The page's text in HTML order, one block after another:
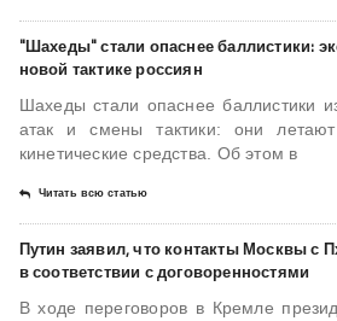
"Шахеды" стали опаснее баллистики:
новой тактике россиян
Шахеды стали опаснее баллистики
атак и смены тактики: они
кинетические средства. Об этом в
Читать всю статью
Путин заявил, что контакты Москвы с
в соответствии с договоренностями
В ходе переговоров в Кремле